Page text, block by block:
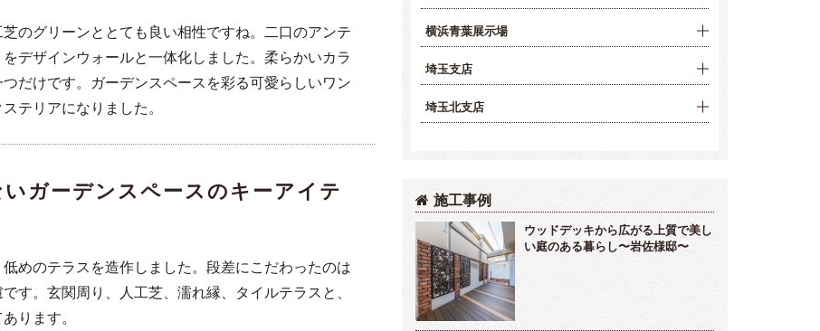
のグリーンととても良い相性ですね。二口のアンテ
デザインウォールと一体化しました。柔らかいカラ
だけです。ガーデンスペースを彩る可愛らしいワン
テリアになりました。
ガーデンスペースのキーアイテ
めのテラスを造作しました。段差にこだわったのは
す。玄関周り、人工芝、濡れ縁、タイルテラスと、
ります。
横浜青葉展示場
埼玉支店
埼玉北支店
施工事例
ウッドデッキから広がる上質で美し
い庭のある暮らし〜岩佐様邸〜